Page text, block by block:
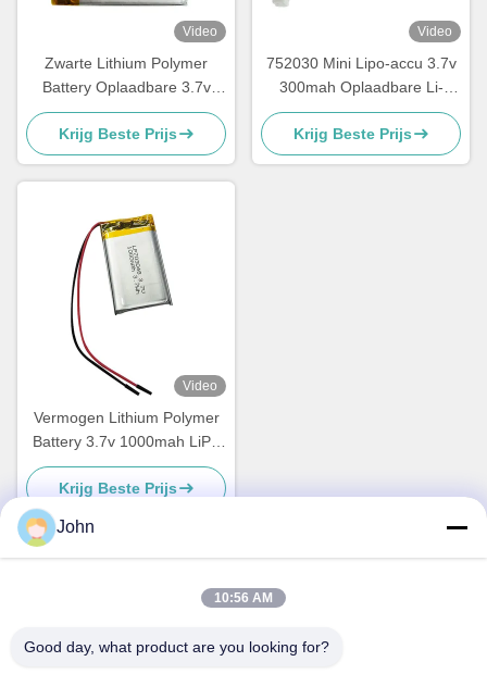
Video
Zwarte Lithium Polymer
Battery Oplaadbare 3.7v
1100mah Lipo Battery Pack
Krijg Beste Prijs
Video
752030 Mini Lipo-accu 3.7v
300mah Oplaadbare Li-
polymer accu
Krijg Beste Prijs
Video
Vermogen Lithium Polymer
Battery 3.7v 1000mah LiPo
Battery 703048
Krijg Beste Prijs
Adres
John
10:56 AM
Good day, what product are you looking for?